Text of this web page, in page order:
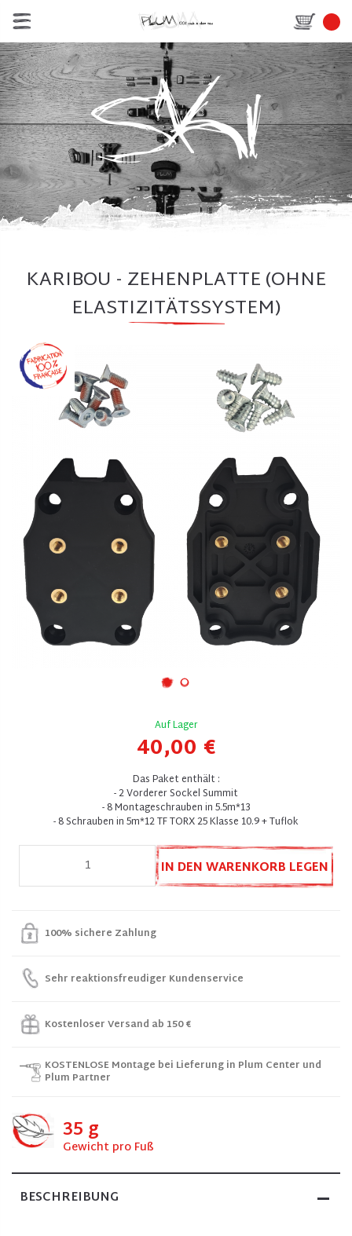
KARIBOU - ZEHENPLATTE (OHNE
ELASTIZITÄTSSYSTEM)
Auf Lager
40,00 €
Das Paket enthält :
- 2 Vorderer Sockel Summit
- 8 Montageschrauben in 5.5m*13
- 8 Schrauben in 5m*12 TF TORX 25 Klasse 10.9 + Tuflok
IN DEN WARENKORB LEGEN
100% sichere Zahlung
Sehr reaktionsfreudiger Kundenservice
Kostenloser Versand ab 150 €
KOSTENLOSE Montage bei Lieferung in Plum Center und
Plum Partner
35 g
Gewicht pro Fuß
BESCHREIBUNG